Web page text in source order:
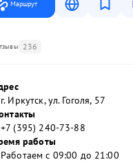
Маршрут
236
г. Иркутск, ул. ​Гоголя, 57
+7 (395) 240-73-88
работы
Работаем с 09:00 до 21:00